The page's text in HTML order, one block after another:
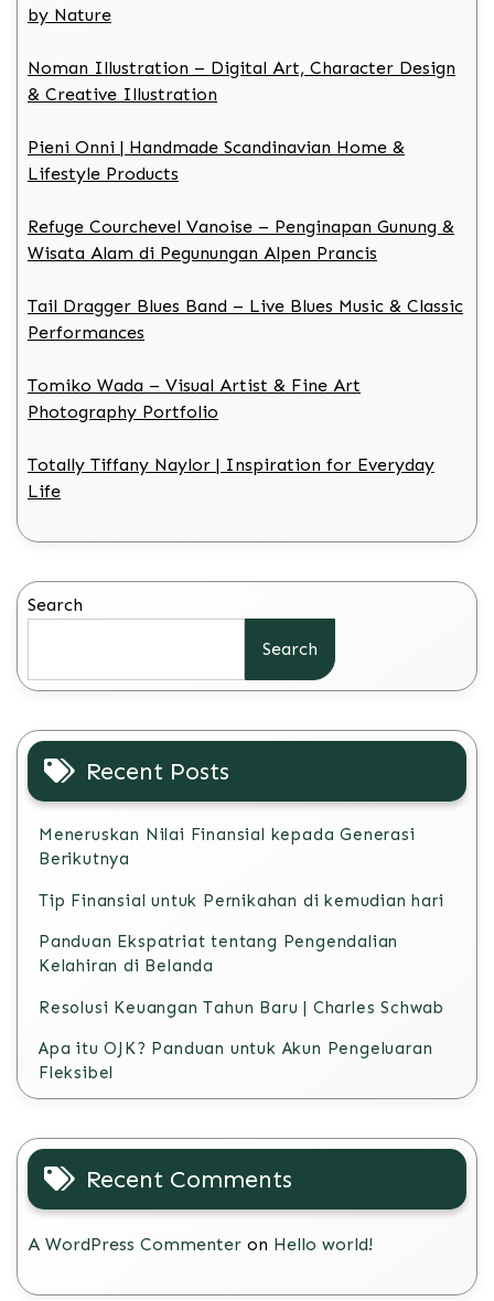
by Nature
Noman Illustration – Digital Art, Character Design
& Creative Illustration
Pieni Onni | Handmade Scandinavian Home &
Lifestyle Products
Refuge Courchevel Vanoise – Penginapan Gunung &
Wisata Alam di Pegunungan Alpen Prancis
Tail Dragger Blues Band – Live Blues Music & Classic
Performances
Tomiko Wada – Visual Artist & Fine Art
Photography Portfolio
Totally Tiffany Naylor | Inspiration for Everyday
Life
Search
Search
Recent Posts
Meneruskan Nilai Finansial kepada Generasi
Berikutnya
Tip Finansial untuk Pernikahan di kemudian hari
Panduan Ekspatriat tentang Pengendalian
Kelahiran di Belanda
Resolusi Keuangan Tahun Baru | Charles Schwab
Apa itu OJK? Panduan untuk Akun Pengeluaran
Fleksibel
Recent Comments
A WordPress Commenter on Hello world!